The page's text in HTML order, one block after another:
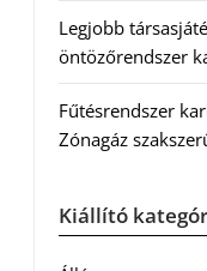
Legjobb
öntözőrendszer
Fűtésrendszer
Zónagáz
Kiállító